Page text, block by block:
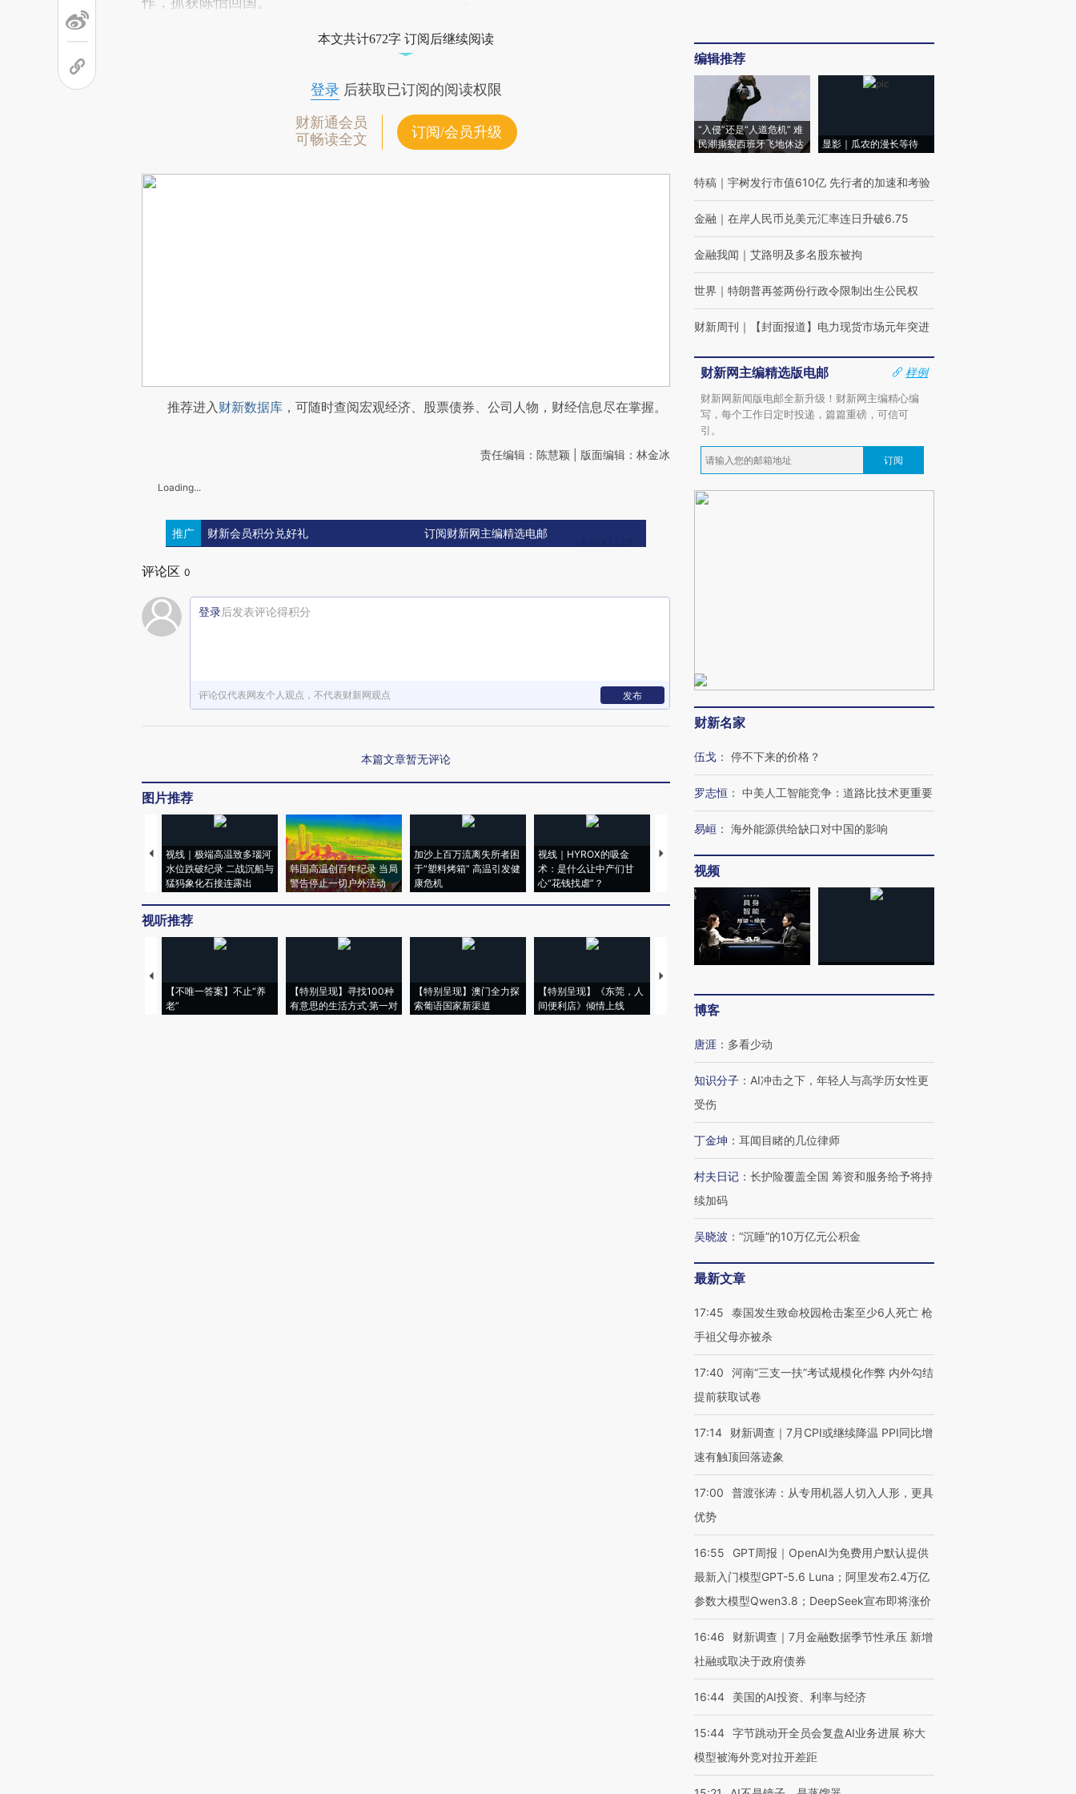
本文共计672字 订阅后继续阅读
登录后获取已订阅的阅读权限
财新通会员
可畅读全文
订阅/会员升级
推荐进入财新数据库 ，可随时查阅宏观经济、股票债券、公司人物，财经信息尽在掌握。
责任编辑：陈慧颖 | 版面编辑：林金冰
Loading...
推广 财新会员积分兑好礼 订阅财新网主编精选电邮
评论区 0
登录后发表评论得积分
评论仅代表网友个人观点，不代表财新网观点 发布
本篇文章暂无评论
图片推荐
视线｜极端高温致多瑙河
水位跌破纪录 二战沉船与
猛犸象化石接连露出
韩国高温创百年纪录 当局
警告停止一切户外活动
加沙上百万流离失所者困
于“塑料烤箱” 高温引发健
康危机
视线｜HYROX的吸金
术：是什么让中产们甘
心“花钱找虐”？
马航飞行员跨国走私7万
粒摇头丸 尿检体内含3种
视线｜被称为“蟑螂”的印
视线｜“入侵”还是“人道危
视听推荐
【不唯一答案】不止“养
老”
【特别呈现】寻找100种
有意思的生活方式·第一对
【特别呈现】澳门全力探
索葡语国家新渠道
【特别呈现】《东莞，人
间便利店》倾情上线
【推广】走进第四届链博
会，让数智科技“链”接产
【特别呈现】寻找100种
CFO：不靠规模取胜，华
编辑推荐
“入侵”还是“人道危机” 难
民潮撕裂西班牙飞地休达
显影｜瓜农的漫长等待
特稿 ｜ 宇树发行市值610亿 先行者的加速和考验
金融 ｜ 在岸人民币兑美元汇率连日升破6.75
金融我闻 ｜ 艾路明及多名股东被拘
世界 ｜ 特朗普再签两份行政令限制出生公民权
财新周刊 ｜ 【封面报道】电力现货市场元年突进
财新网主编精选版电邮
样例
财新网新闻版电邮全新升级！财新网主编精心编
写，每个工作日定时投递，篇篇重磅，可信可
引。
订阅
财新名家
伍戈 ： 停不下来的价格？
罗志恒 ： 中美人工智能竞争：道路比技术更重要
易峘 ： 海外能源供给缺口对中国的影响
视频
博客
唐涯 ： 多看少动
知识分子 ： AI冲击之下，年轻人与高学历女性更
受伤
丁金坤 ： 耳闻目睹的几位律师
村夫日记 ： 长护险覆盖全国 筹资和服务给予将持
续加码
吴晓波 ： “沉睡”的10万亿元公积金
最新文章
17:45
泰国发生致命校园枪击案至少6人死亡 枪
手祖父母亦被杀
17:40
河南“三支一扶”考试规模化作弊 内外勾结
提前获取试卷
17:14
财新调查｜7月CPI或继续降温 PPI同比增
速有触顶回落迹象
17:00
普渡张涛：从专用机器人切入人形，更具
优势
16:55
GPT周报｜OpenAI为免费用户默认提供
最新入门模型GPT-5.6 Luna；阿里发布2.4万亿
参数大模型Qwen3.8；DeepSeek宣布即将涨价
16:46
财新调查｜7月金融数据季节性承压 新增
社融或取决于政府债券
16:44 美国的AI投资、利率与经济
15:44 字节跳动开全员会复盘AI业务进展 称大
模型被海外竞对拉开差距